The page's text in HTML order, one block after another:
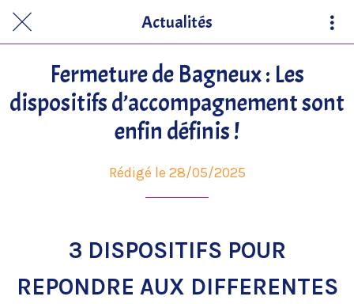
Actualités
Fermeture de Bagneux : Les
dispositifs d’accompagnement sont
enfin définis !
Rédigé le 28/05/2025
3 DISPOSITIFS POUR
REPONDRE AUX DIFFERENTES